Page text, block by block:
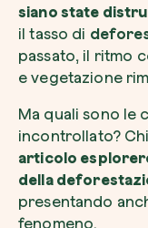
siano state
il tasso di
passato, il ritmo
e vegetazione
Ma quali sono le
incontrollato?
articolo
della
presentando
fenomeno.